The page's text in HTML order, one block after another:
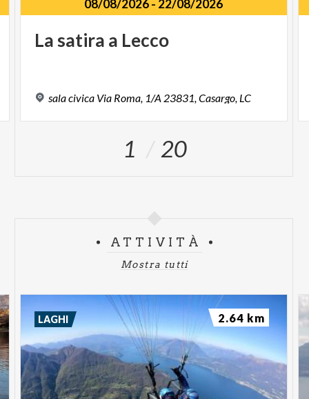
08/08/2026- 22/08/2026
La satira a Lecco
salacivica Via Roma, 1/A 23831,Casargo, LC
1 20
ATTIVITÀ
Mostra tutti
LAGHI 2.64 km